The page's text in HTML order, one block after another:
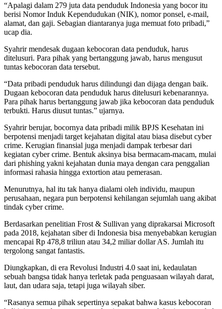
“Apalagi dalam 279 juta data penduduk Indonesia yang bocor itu
berisi Nomor Induk Kependudukan (NIK), nomor ponsel, e-mail,
alamat, dan gaji. Sebagian diantaranya juga memuat foto pribadi,”
ucap dia.
Syahrir mendesak dugaan kebocoran data penduduk, harus
ditelusuri. Para pihak yang bertanggung jawab, harus mengusut
tuntas kebocoran data tersebut.
“Data pribadi penduduk harus dilindungi dan dijaga dengan baik.
Dugaan kebocoran data penduduk harus ditelusuri kebenarannya.
Para pihak harus bertanggung jawab jika kebocoran data penduduk
terbukti. Harus diusut tuntas.” ujarnya.
Syahrir berujar, bocornya data pribadi milik BPJS Kesehatan ini
berpotensi menjadi target kejahatan digital atau biasa disebut cyber
crime. Kerugian finansial juga menjadi dampak terbesar dari
kegiatan cyber crime. Bentuk aksinya bisa bermacam-macam, mulai
dari phishing yakni kejahatan dunia maya dengan cara penggalian
informasi rahasia hingga extortion atau pemerasan.
Menurutnya, hal itu tak hanya dialami oleh individu, maupun
perusahaan, negara pun berpotensi kehilangan sejumlah uang akibat
tindak cyber crime.
Berdasarkan penelitian Frost & Sullivan yang diprakarsai Microsoft
pada 2018, kejahatan siber di Indonesia bisa menyebabkan kerugian
mencapai Rp 478,8 triliun atau 34,2 miliar dollar AS. Jumlah itu
tergolong sangat fantastis.
Diungkapkan, di era Revolusi Industri 4.0 saat ini, kedaulatan
sebuah bangsa tidak hanya terletak pada penguasaan wilayah darat,
laut, dan udara saja, tetapi juga wilayah siber.
“Rasanya semua pihak sepertinya sepakat bahwa kasus kebocoran